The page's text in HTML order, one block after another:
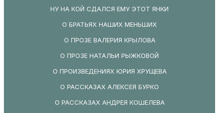
НУ НА КОЙ СДАЛСЯ ЕМУ ЭТОТ ЯНКИ
О БРАТЬЯХ НАШИХ МЕНЬШИХ
О ПРОЗЕ ВАЛЕРИЯ КРЫЛОВА
О ПРОЗЕ НАТАЛЬИ РЫЖКОВОЙ
О ПРОИЗВЕДЕНИЯХ ЮРИЯ ХРУЩЕВА
О РАССКАЗАХ АЛЕКСЕЯ БУРКО
О РАССКАЗАХ АНДРЕЯ КОШЕЛЕВА